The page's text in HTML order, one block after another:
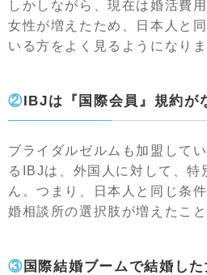
しかしながら、現在は婚活費
女性が増えたため、日本人と
いる方をよく見るようになりま
②IBJは『国際会員』規約が
ブライダルゼルムも加盟して
るIBJは、外国人に対して、特
ん。つまり、日本人と同じ条
婚相談所の選択肢が増えたこと
③国際結婚ブームで結婚した女性がシニア世代に